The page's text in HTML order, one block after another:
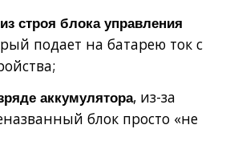
строя блока управления
подает на батарею ток с
аккумулятора, из-за
блок просто «не